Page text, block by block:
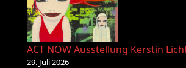
ACT NOW Ausstellung Kerstin
29. Juli 2026